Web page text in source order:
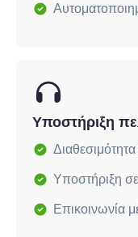
Υποστήριξη
Υποστήριξη